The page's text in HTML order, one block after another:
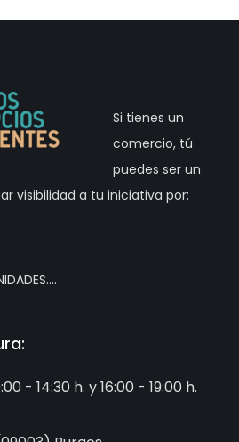
Si tienes un
comercio, tú
puedes ser un
visibilidad a tu iniciativa por:
- 14:30 h. y 16:00 - 19:00 h.